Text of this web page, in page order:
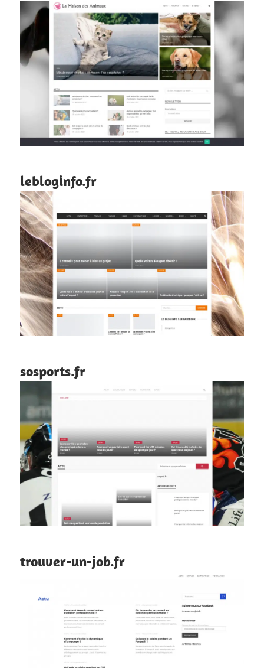
lebloginfo.fr
sosports.fr
trouver-un-job.fr